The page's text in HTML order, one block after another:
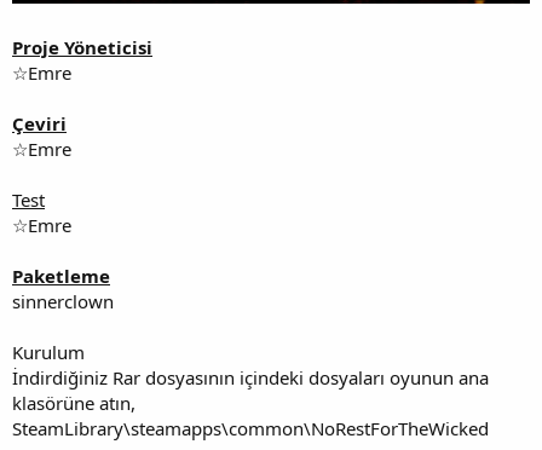
Proje Yöneticisi
☆Emre
Çeviri
☆Emre
Test
☆Emre
Paketleme
sinnerclown
Kurulum
İndirdiğiniz Rar dosyasının içindeki dosyaları oyunun ana
klasörüne atın,
SteamLibrary\steamapps\common\NoRestForTheWicked